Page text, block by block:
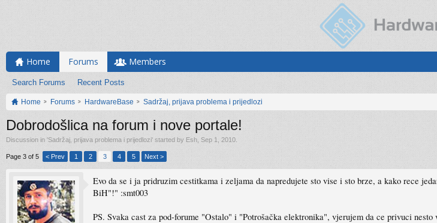
Home Forums
Search Forums Recent Posts
Members
Home Forums HardwareBase Sadržaj, prijava problema i prijedlozi
Dobrodošlica na forum i nove portale!
Discussion in 'Sadržaj, prijava problema i prijedlozi' started by Esh Sep 1, 2010
Page 3 of 5 < Prev 1 2 3 4 5 Next >
Evo da se i ja pridruzim cestitkama i zeljama da napredujete sto vise i sto brze, a kako rece
BiH"!" :smt003
PS. Svaka cast za pod-forume "Ostalo" i "Potrošačka elektronika", vjerujem da ce privuci